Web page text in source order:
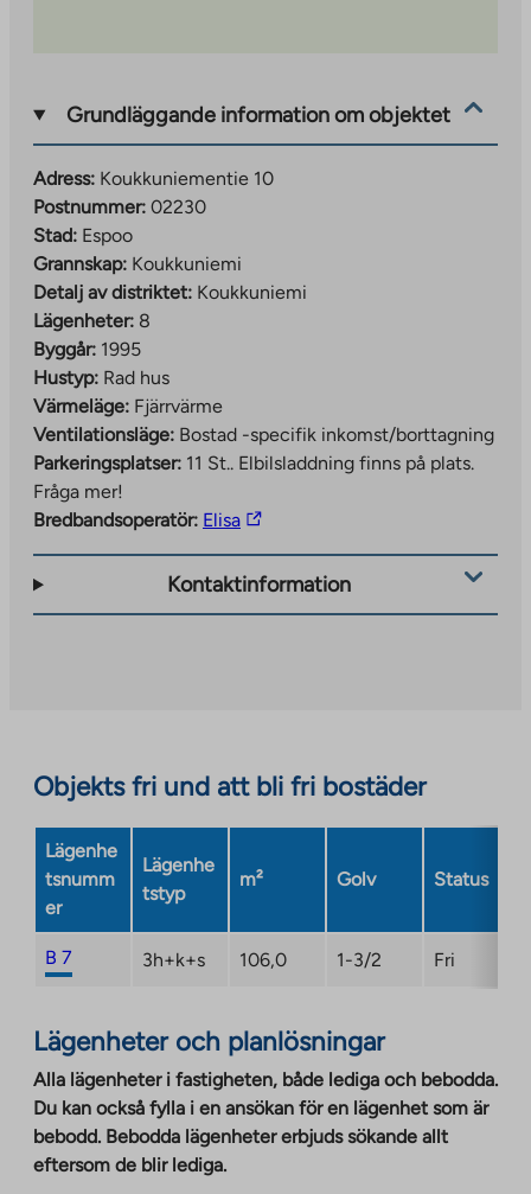
Grundläggande information om objektet
Adress: Koukkuniementie 10
Postnummer: 02230
Stad: Espoo
Grannskap: Koukkuniemi
Detalj av distriktet: Koukkuniemi
Lägenheter: 8
Byggår: 1995
Hustyp: Rad hus
Värmeläge: Fjärrvärme
Ventilationsläge: Bostad -specifik inkomst/borttagning
Parkeringsplatser: 11 St.. Elbilsladdning finns på plats.
Fråga mer!
Bredbandsoperatör: ElisaThe
takes
opens
in
a
tab
Kontaktinformation
Objekts fri und att bli fri bostäder
Lägenhe
tsnumm
er
Lägenhe
tstyp
m² Golv Status
B 7 3h+k+s 106,0 1-3/2 Fri
Lägenheter och planlösningar
Alla lägenheter i fastigheten, både lediga och bebodda.
Du kan också fylla i en ansökan för en lägenhet som är
bebodd. Bebodda lägenheter erbjuds sökande allt
eftersom de blir lediga.